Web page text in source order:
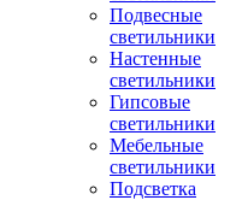
Подвесные
светильники
Настенные
светильники
Гипсовые
светильники
Мебельные
светильники
Подсветка